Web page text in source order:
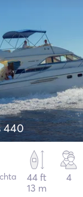
440
44 ft
13 m
4